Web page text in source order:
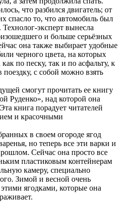
что разбился двигатель; от
спасло то, что автомобиль был
эксперт вынесла
и больше серьёзных
она также выбирает удобные
черного цвета, на которых
по песку, так и по асфальту, к
поездку, с собой можно взять
смогут прочитать ее книгу
Руденко», над которой она
книга порадует читателей
и красочными
в своем огороде ягод
но теперь все эти варки и
Сейчас она просто все
пластиковым контейнерам
камеру, специально
Зимой и весной очень
ягодками, которые она